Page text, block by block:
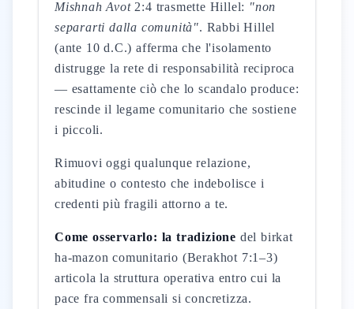
Mishnah Avot2:4 trasmette Hillel: "non
separarti dalla comunità". Rabbi Hillel
(ante 10 d.C.) afferma che l'isolamento
distrugge la rete di responsabilità reciproca
— esattamente ciò che lo scandalo produce:
rescinde il legame comunitario che sostiene
i piccoli.
Rimuovi oggi qualunque relazione,
abitudine o contesto che indebolisce i
credenti più fragili attorno a te.
Come osservarlo: la tradizione del birkat
ha-mazon comunitario (Berakhot 7:1–3)
articola la struttura operativa entro cui la
pace fra commensali si concretizza.